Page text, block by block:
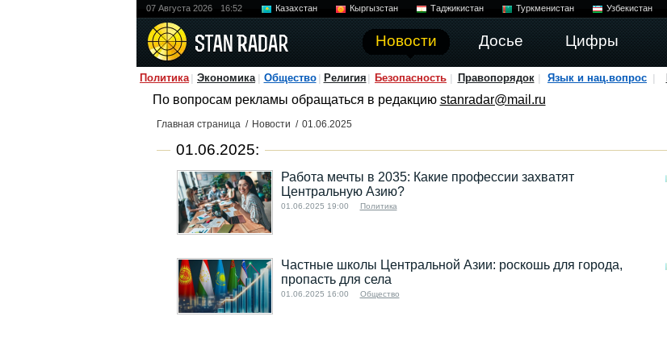
07 Августа 2026 16:52 Казахстан Кыргызстан Таджикистан Туркменистан Узбекистан
Новости Досье Цифры
Политика Экономика Общество Религия Безопасность Правопорядок Язык и нац.вопрос
По вопросам рекламы обращаться в редакцию stanradar@mail.ru
Главная страница / Новости / 01.06.2025
01.06.2025:
Работа мечты в 2035: Какие профессии захватят
Центральную Азию?
01.06.2025 19:00 Политика
Частные школы Центральной Азии: роскошь для города,
пропасть для села
01.06.2025 16:00 Общество